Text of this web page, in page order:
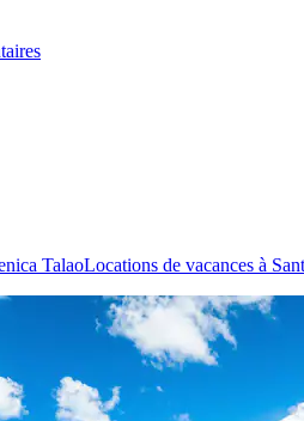
TalaoLocations de vacances à